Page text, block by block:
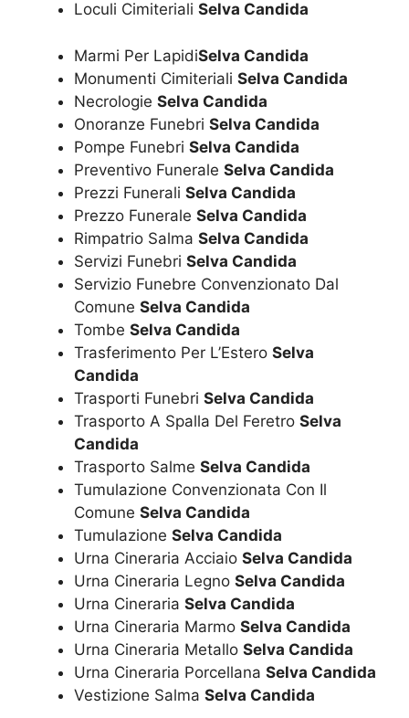
Loculi Cimiteriali Selva Candida
Marmi Per LapidiSelva Candida
Monumenti Cimiteriali Selva Candida
Necrologie Selva Candida
Onoranze Funebri Selva Candida
Pompe Funebri Selva Candida
Preventivo Funerale Selva Candida
Prezzi Funerali Selva Candida
Prezzo Funerale Selva Candida
Rimpatrio Salma Selva Candida
Servizi Funebri Selva Candida
Servizio Funebre Convenzionato Dal
Comune Selva Candida
Tombe Selva Candida
Trasferimento Per L’Estero Selva
Candida
Trasporti Funebri Selva Candida
Trasporto A Spalla Del Feretro Selva
Candida
Trasporto Salme Selva Candida
Tumulazione Convenzionata Con Il
Comune Selva Candida
Tumulazione Selva Candida
Urna Cineraria Acciaio Selva Candida
Urna Cineraria Legno Selva Candida
Urna Cineraria Selva Candida
Urna Cineraria Marmo Selva Candida
Urna Cineraria Metallo Selva Candida
Urna Cineraria Porcellana Selva Candida
Vestizione Salma Selva Candida